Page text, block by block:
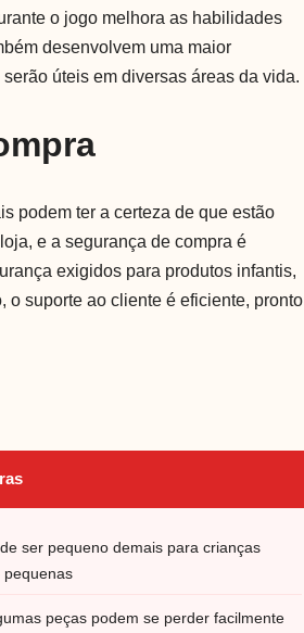
o jogo melhora as habilidades
desenvolvem uma maior
úteis em diversas áreas da vida.
podem ter a certeza de que estão
e a segurança de compra é
exigidos para produtos infantis,
suporte ao cliente é eficiente, pronto
ser pequeno demais para crianças
pequenas
peças podem se perder facilmente